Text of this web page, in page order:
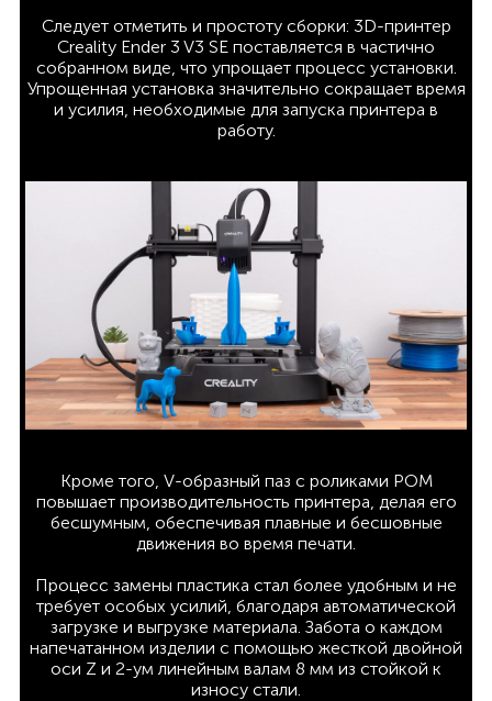
Следует отметить и простоту сборки: 3D-принтер
Creality Ender 3 V3 SE поставляется в частично
собранном виде, что упрощает процесс установки.
Упрощенная установка значительно сокращает время
и усилия, необходимые для запуска принтера в
работу.
Кроме того, V-образный паз с роликами POM
повышает производительность принтера, делая его
бесшумным, обеспечивая плавные и бесшовные
движения во время печати.
Процесс замены пластика стал более удобным и не
требует особых усилий, благодаря автоматической
загрузке и выгрузке материала. Забота о каждом
напечатанном изделии с помощью жесткой двойной
оси Z и 2-ум линейным валам 8 мм из стойкой к
износу стали.